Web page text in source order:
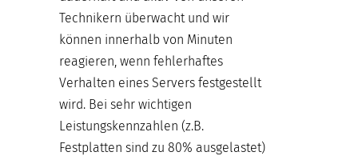
Technikern überwacht und wir
können innerhalb von Minuten
reagieren, wenn fehlerhaftes
Verhalten eines Servers festgestellt
wird. Bei sehr wichtigen
Leistungskennzahlen (z.B.
Festplatten sind zu 80% ausgelastet)